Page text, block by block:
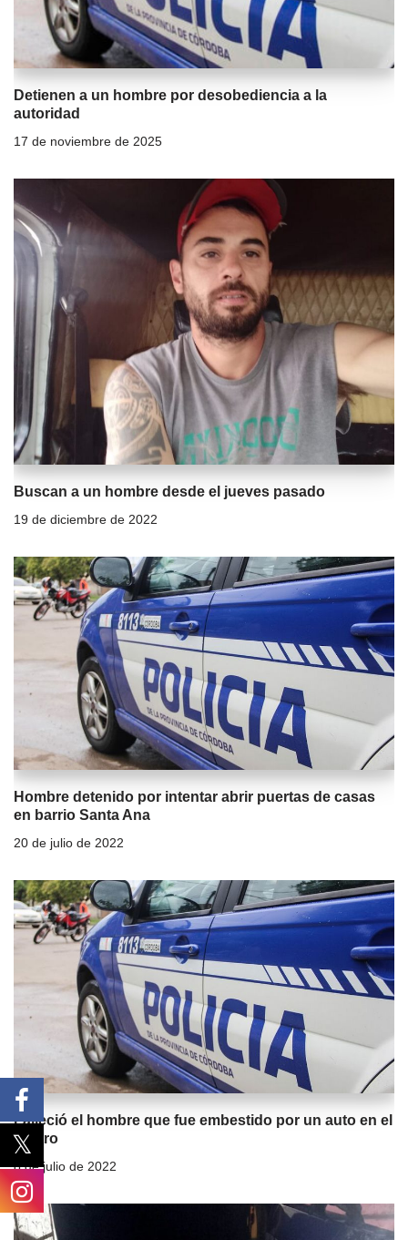
Detienen a un hombre por desobediencia a la
autoridad
17 de noviembre de 2025
Buscan a un hombre desde el jueves pasado
19 de diciembre de 2022
Hombre detenido por intentar abrir puertas de casas
en barrio Santa Ana
20 de julio de 2022
Falleció el hombre que fue embestido por un auto en el
centro
8 de julio de 2022